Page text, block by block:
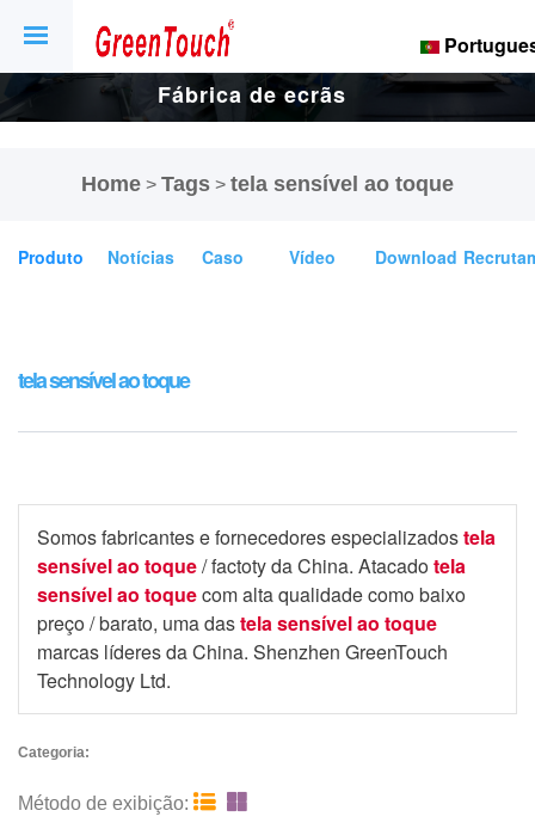
Fábrica de ecrãs
Home > Tags > tela sensível ao toque
Produto Notícias Caso Vídeo Download
tela sensível ao toque
Somos fabricantes e fornecedores especializadostela
sensível ao toque/ factoty da China. Atacado tela
sensível ao toquecom alta qualidade como baixo
preço / barato, uma dastela sensível ao toque
marcas líderes da China. Shenzhen GreenTouch
Technology Ltd.
Categoria:
Método de exibição:  